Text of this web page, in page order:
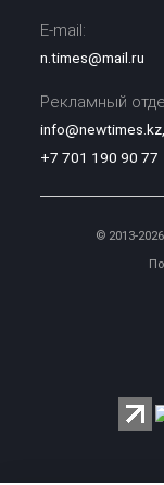
E-mail:
n.times@mail.ru
Рекламный
info@newtimes.kz,
+7 701 190 90 77
© 2013-